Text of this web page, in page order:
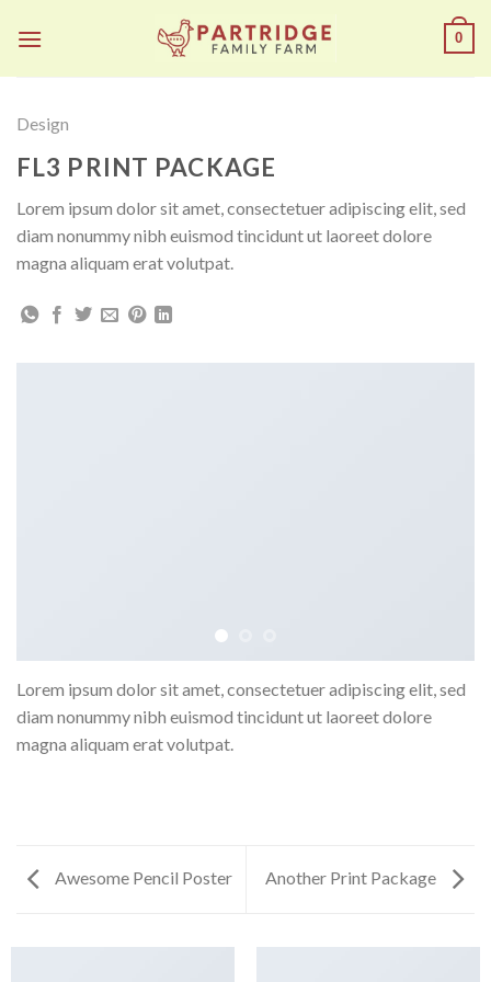
0
Design
FL3 PRINT PACKAGE
Lorem ipsum dolor sit amet, consectetuer adipiscing elit, sed
diam nonummy nibh euismod tincidunt ut laoreet dolore
magna aliquam erat volutpat.
Lorem ipsum dolor sit amet, consectetuer adipiscing elit, sed
diam nonummy nibh euismod tincidunt ut laoreet dolore
magna aliquam erat volutpat.
Awesome Pencil Poster Another Print Package